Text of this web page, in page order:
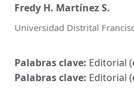
Fredy H. Martínez S.
Universidad Distrital
Palabras clave: Editorial
Palabras clave: Editorial